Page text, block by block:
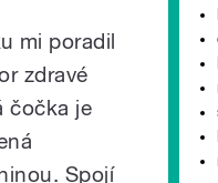
mi poradil
zdravé
čočka je
Spojí